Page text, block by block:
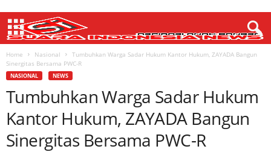
Home Nasional
Tumbuhkan Warga Sadar Hukum Kantor Hukum, ZAYADA Bangun
Sinergitas Bersama PWC-R
NASIONAL NEWS
Tumbuhkan Warga Sadar Hukum
Kantor Hukum, ZAYADA Bangun
Sinergitas Bersama PWC-R